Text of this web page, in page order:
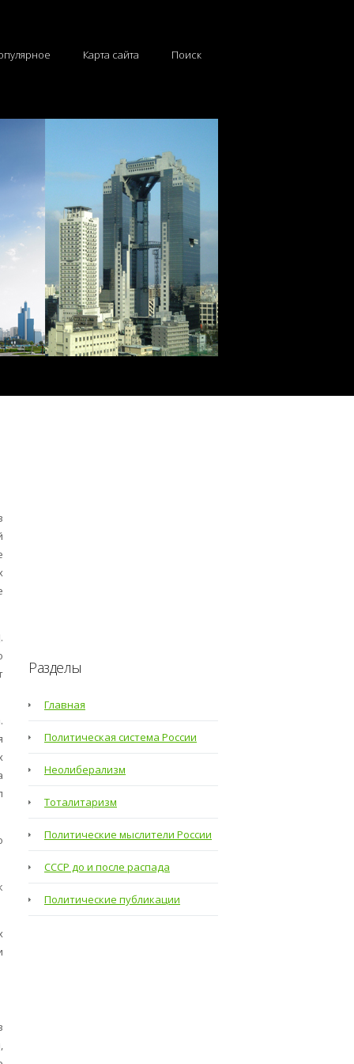
Карта сайта Поиск
Разделы
Главная
Политическая система России
Неолиберализм
Тоталитаризм
Политические мыслители России
СССР до и после распада
Политические публикации